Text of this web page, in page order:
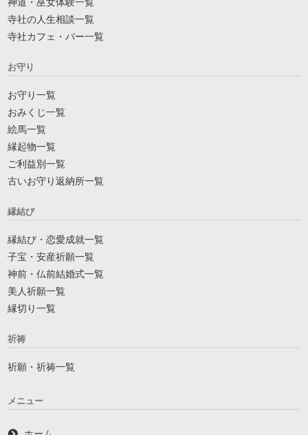
神道・巫女体験一覧
寺社の人生相談一覧
寺社カフェ・バー一覧
お守り
お守り一覧
おみくじ一覧
絵馬一覧
縁起物一覧
ご利益別一覧
古いお守り返納所一覧
縁結び
縁結び・恋愛成就一覧
子宝・安産祈願一覧
神前・仏前結婚式一覧
美人祈願一覧
縁切り一覧
祈祷
祈願・祈祷一覧
メニュー